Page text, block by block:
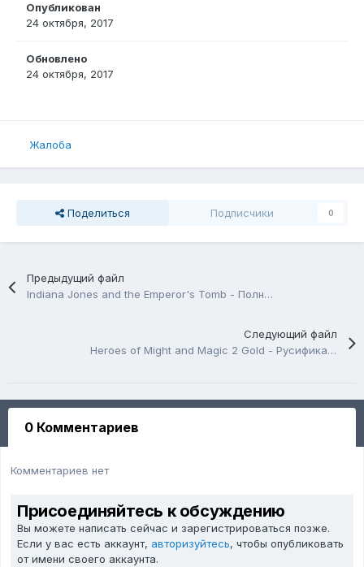
Опубликован
24 октября, 2017
Обновлено
24 октября, 2017
Жалоба
Поделиться Подписчики 0
Предыдущий файл
Indiana Jones and the Emperor's Tomb - Полная русификация от «Дядюшка Рисёч» и «Фаргус»
Следующий файл
Heroes of Might and Magic 2 Gold - Русификация от «PC Boheme» и «Фаргус»
0 Комментариев
Комментариев нет
Присоединяйтесь к обсуждению
Вы можете написать сейчас и зарегистрироваться позже.
Если у вас есть аккаунт, авторизуйтесь, чтобы опубликовать
от имени своего аккаунта.